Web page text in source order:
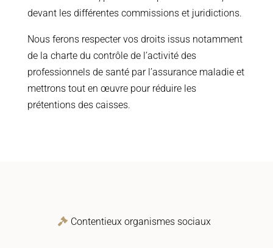
devant les différentes commissions et juridictions.
Nous ferons respecter vos droits issus notamment
de la charte du contrôle de l’activité des
professionnels de santé par l’assurance maladie et
mettrons tout en œuvre pour réduire les
prétentions des caisses.
Contentieux organismes sociaux